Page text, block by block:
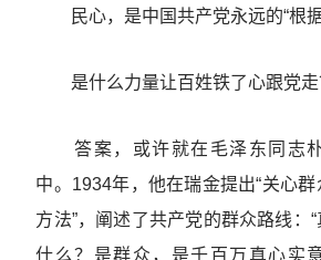
民心，是中国共产党永远的“根据
是什么力量让百姓铁了心跟党走
答案，或许就在毛泽东同志
中。1934年，他在瑞金提出“关心
方法”，阐述了共产党的群众路线：
什么？是群众，是千百万真心实